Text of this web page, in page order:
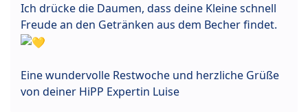
Ich drücke die Daumen, dass deine Kleine schnell
Freude an den Getränken aus dem Becher findet.
Eine wundervolle Restwoche und herzliche Grüße
von deiner HiPP Expertin Luise